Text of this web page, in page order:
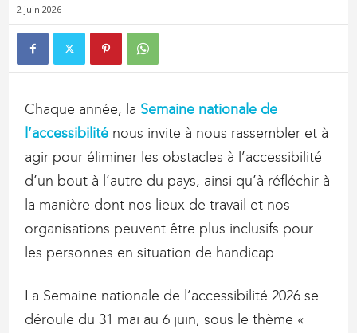
2 juin 2026
Chaque année, la Semaine nationale de
l’accessibilité nous invite à nous rassembler et à
agir pour éliminer les obstacles à l’accessibilité
d’un bout à l’autre du pays, ainsi qu’à réfléchir à
la manière dont nos lieux de travail et nos
organisations peuvent être plus inclusifs pour
les personnes en situation de handicap.
La Semaine nationale de l’accessibilité 2026 se
déroule du 31 mai au 6 juin, sous le thème «